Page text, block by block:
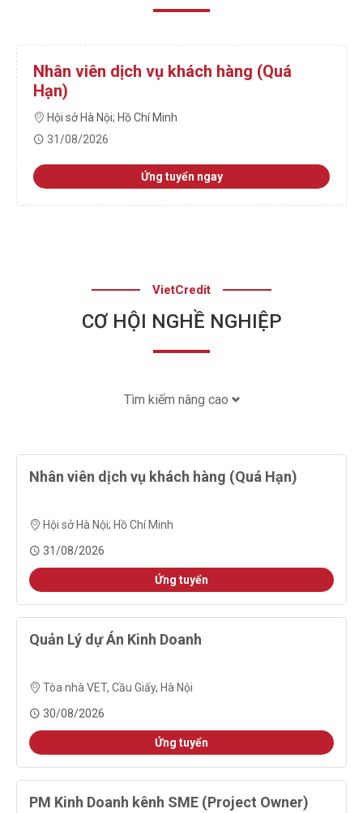
Nhân viên dịch vụ khách hàng (Quá
Hạn)
Hội sở Hà Nội; Hồ Chí Minh
31/08/2026
Ứng tuyển ngay
VietCredit
CƠ HỘI NGHỀ NGHIỆP
Tìm kiếm nâng cao
Nhân viên dịch vụ khách hàng (Quá Hạn)
Hội sở Hà Nội; Hồ Chí Minh
31/08/2026
Ứng tuyển
Quản Lý dự Án Kinh Doanh
Tòa nhà VET, Cầu Giấy, Hà Nội
30/08/2026
Ứng tuyển
PM Kinh Doanh kênh SME (Project Owner)